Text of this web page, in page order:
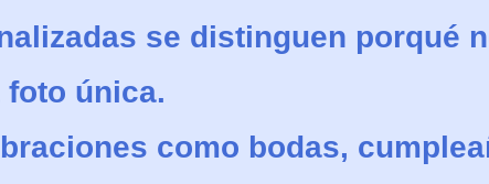
se distinguen porqué
única.
como bodas,